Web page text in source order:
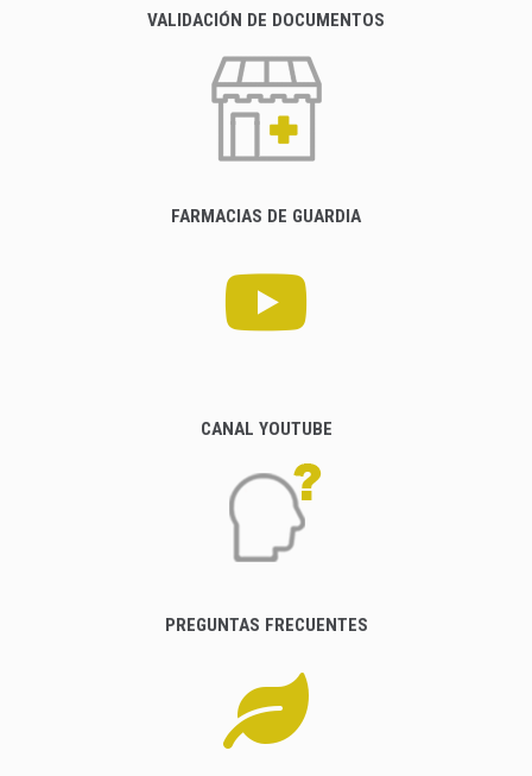
VALIDACIÓN DE DOCUMENTOS
FARMACIAS DE GUARDIA
CANAL YOUTUBE
PREGUNTAS FRECUENTES